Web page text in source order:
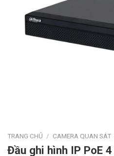
TRANG CHỦ / CAMERA QUAN SÁT
Đầu ghi hình IP PoE